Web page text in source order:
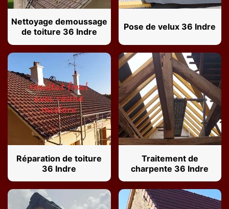
Nettoyage demoussage
de toiture 36 Indre
Pose de velux 36 Indre
Réparation de toiture
36 Indre
Traitement de
charpente 36 Indre